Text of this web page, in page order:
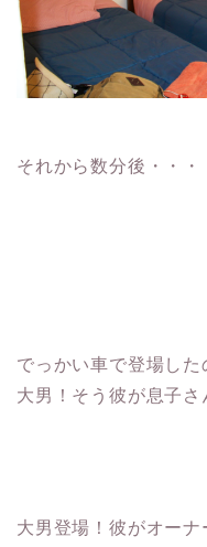
それから数分後・・・
でっかい車で登場し
大男！そう彼が息子さ
大男登場！彼がオーナ